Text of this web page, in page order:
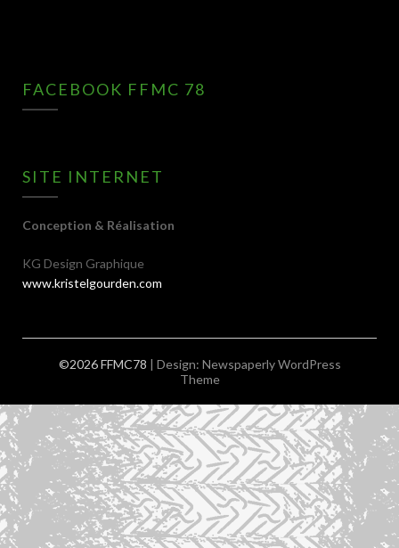
FACEBOOK FFMC 78
SITE INTERNET
Conception & Réalisation
KG Design Graphique
www.kristelgourden.com
©2026 FFMC78 | Design: Newspaperly WordPress
Theme